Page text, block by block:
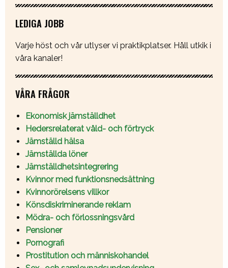
LEDIGA JOBB
Varje höst och vår utlyser vi praktikplatser. Håll utkik i
våra kanaler!
VÅRA FRÅGOR
Ekonomisk jämställdhet
Hedersrelaterat våld- och förtryck
Jämställd hälsa
Jämställda löner
Jämställdhetsintegrering
Kvinnor med funktionsnedsättning
Kvinnorörelsens villkor
Könsdiskriminerande reklam
Mödra- och förlossningsvård
Pensioner
Pornografi
Prostitution och människohandel